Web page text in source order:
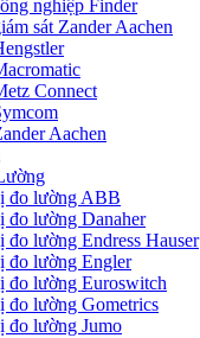
nghiệp Finder
sát Zander Aachen
Connect
Aachen
đo lường ABB
đo lường Danaher
đo lường Endress Hauser
đo lường Engler
đo lường Euroswitch
đo lường Gometrics
đo lường Jumo